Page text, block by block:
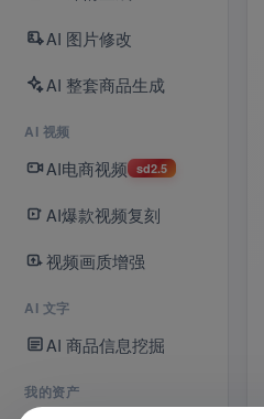
AI 图片修改
AI 整套商品生成
AI 视频
AI电商视频 sd2.5
AI爆款视频复刻
视频画质增强
AI 文字
AI 商品信息挖掘
我的资产
型
正式上线。
AI 电商视频与爆款视频复刻
成最长支持 30 秒，480P /
立即体验 2.5
2.5